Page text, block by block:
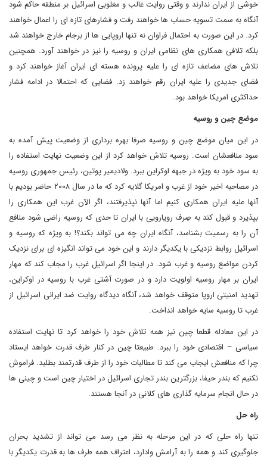
خوشی از ایران ندارند و وقتی روایت غالب و مغلوبی اسرائیل بر منطقه حاکم شود
آنگاه به سمت تسویه حساب ها خواهند رفت و فشارهای تازه ای را اعمال خواهند
کرد. در این صورت به احتمال فراوان نه تنها اروپایی ها از برجام خارج خواهند شد
بلکه تلافی همکاری های نظامی ایران و روسیه را نیز در خواهند آورد. همچنین
تلاش های مضاعف تازه ای را علیه پرونده هسته ای ایران آغاز خواهند کرد و
فضای جدیدی را علیه ایران رقم خواهند زد. فضایی که احتمالا در ادامه فشار
حداکثری امریکا خواهد بود.
موضع چین و روسیه
در این میان موضع چین و روسیه صرفا بهره برداری از وضعیت پیش آمده به
سود منافعشان است. روسیه تلاش خواهد کرد از این وضعیت نهایت استفاده را
به سود خود به ویژه در جبهه اوکراین ببرد. ولادیمیر پوتین، رئیس جمهوری روسیه
در مصاحبه اخیر خود از غرب و امریکا گلایه کرد که ما در سال ۲۰۰۸ حاضر بودیم با
آنها علیه ایران همکاری کنیم اما آنها نپذیرفتند، اگر الآن غرب این همکاری را
بپذیرد و قبول کند به صِرف رویارویی با ایران تا حدی که روسیه راضی شود منافع
آن را به رسمیت بشناسد، آنگاه ایران چه می تواند بکند؟! به ویژه که روسیه و
اسرائیل روابط نزدیکی با یکدیگر دارند و این خود می تواند انگیزه ای برای نزدیک
کردن مواضع روسیه و غرب شود. در اینجا اگر اسرائیل غرب را مجاب کند که مهار
ایران بر مهار روسیه اولویت دارد و در صورت آشتی غرب با روسیه در اوکراین،
تهدید امنیتی اروپا متوقف خواهد شد، آنگاه دیدگاه روایت ضد ایرانی اسرائیل از
غرب تا روسیه سایه خواهد انداخت.
در این معادله قطعا چین نیز همه تلاش خود را خواهد کرد تا نهایت استفاده
سیاسی – اقتصادی خود را ببرد. طبیعتا چین در کنار طرف قدرت خواهد ایستاد
چرا که منافعش ایجاب می کند تا مطالبات خود را از طرف قدرتمند بطلبد. فراموش
نکنیم که بندر حیفا، بزرگترین بندر تجاری اسرائیل در اختیار چین است و چینی ها
در حال انجام سرمایه گذاری های کلانی در آنجا هستند.
راه حل
تنها راه حلی که در این مرحله به نظر می رسد می تواند از تشدید بحران
جلوگیری کند و همه را به آرامش وادارد، اعتراف همه طرف ها به قدرت یکدیگر با